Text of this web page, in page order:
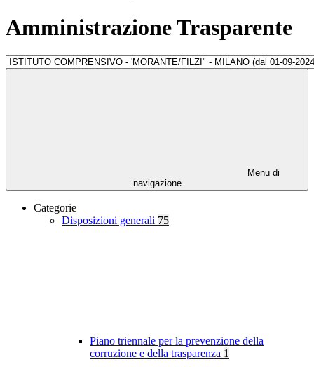
Amministrazione Trasparente
Menu di
navigazione
Categorie
Disposizioni generali 75
Piano triennale per la prevenzione della
corruzione e della trasparenza 1